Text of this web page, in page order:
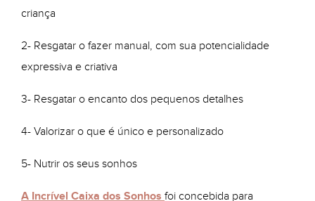
criança
2- Resgatar o fazer manual, com sua potencialidade
expressiva e criativa
3- Resgatar o encanto dos pequenos detalhes
4- Valorizar o que é único e personalizado
5- Nutrir os seus sonhos
A Incrível Caixa dos Sonhos foi concebida para